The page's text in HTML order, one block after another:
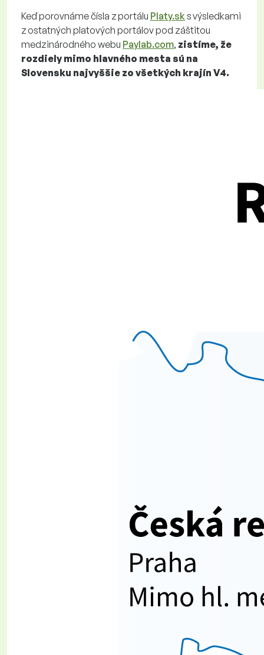
Keď porovnáme čísla z portálu Platy.sks výsledkami
z ostatných platových portálov pod záštitou
medzinárodného webu Paylab.com, zistíme, že
rozdiely mimo hlavného mesta sú na
Slovensku najvyššie zo všetkých krajín V4.